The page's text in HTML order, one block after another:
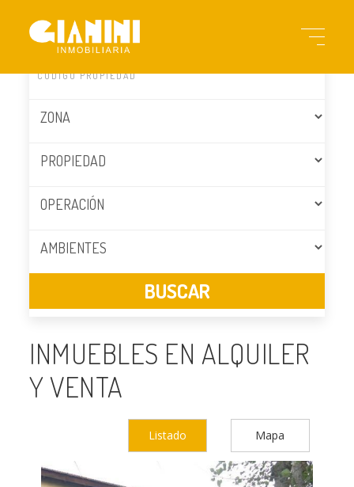
INMUEBLES EN ALQUILER
Y VENTA
Listado Mapa